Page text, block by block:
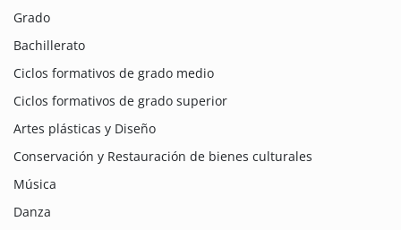
Grado
Bachillerato
Ciclos formativos de grado medio
Ciclos formativos de grado superior
Artes plásticas y Diseño
Conservación y Restauración de bienes culturales
Música
Danza